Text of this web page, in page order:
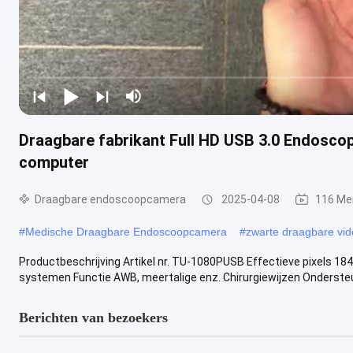
Draagbare fabrikant Full HD USB 3.0
computer
Draagbare endoscoopcamera 2025-04-08 116
#Medische Draagbare Endoscoopcamera #zwarte draagbare
Productbeschrijving Artikel nr. TU-1080PUSB Effectieve pixels
systemen Functie AWB, meertalige enz. Chirurgiewijzen
Berichten van bezoekers